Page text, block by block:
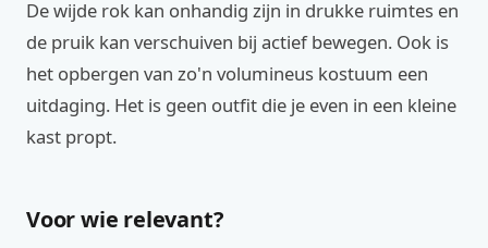
De wijde rok kan onhandig zijn in drukke ruimtes en
de pruik kan verschuiven bij actief bewegen. Ook is
het opbergen van zo'n volumineus kostuum een
uitdaging. Het is geen outfit die je even in een kleine
kast propt.
Voor wie relevant?